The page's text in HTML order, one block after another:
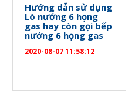
Hướng dẫn sử dụng
Lò nướng 6 họng
gas hay còn gọi bếp
nướng 6 họng gas
2020-08-07 11:58:12